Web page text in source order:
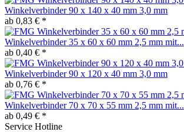
Winkelverbinder 90 x 140 x 40 mm 3,0 mm
ab 0,83 € *
Winkelverbinder 35 x 60 x 60 mm 2,5 mm mit...
ab 0,40 € *
Winkelverbinder 90 x 120 x 40 mm 3,0 mm
ab 0,76 € *
Winkelverbinder 70 x 70 x 55 mm 2,5 mm mit...
ab 0,49 € *
Service Hotline